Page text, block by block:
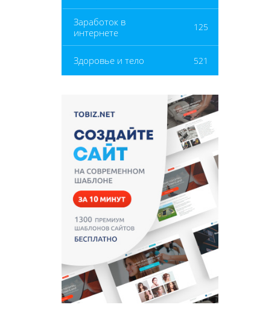
Заработок в
интернете
125
Здоровье и тело 521